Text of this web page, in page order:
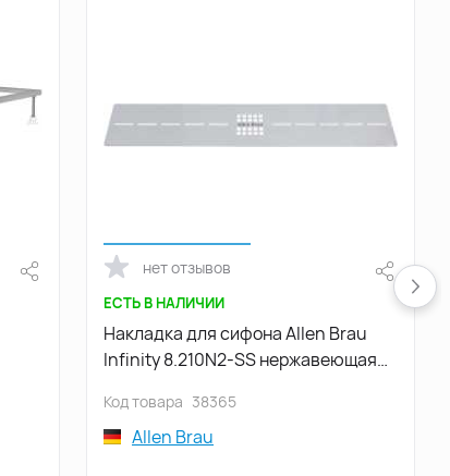
нет отзывов
ЕСТЬ В НАЛИЧИИ
Накладка для сифона Allen Brau
Infinity 8.210N2-SS нержавеющая
Код товара 38365
Allen Brau